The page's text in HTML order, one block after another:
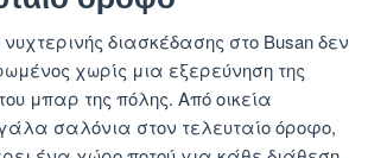
διασκέδασης στο Busan δεν
χωρίς μια εξερεύνηση της
μπαρ της πόλης. Από οικεία
σαλόνια στον τελευταίο όροφο,